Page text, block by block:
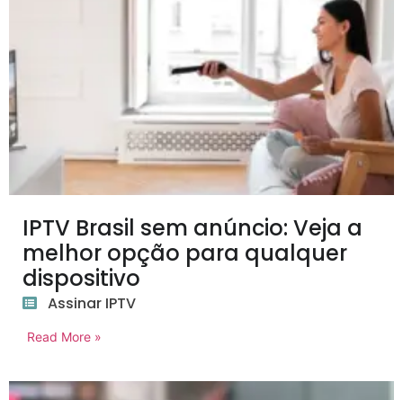
IPTV Brasil sem anúncio: Veja a
melhor opção para qualquer
dispositivo
Assinar IPTV
Read More »